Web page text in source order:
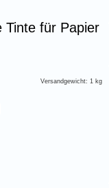
Tinte für Papier
Versandgewicht: 1 kg